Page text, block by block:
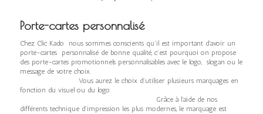
Porte-cartes personnalisé
Chez Clic Kado nous sommes conscients qu’il est important d’avoir un
porte-cartes personnalisé de bonne qualité, c’est pourquoi on propose
des porte-cartes promotionnels personnalisables avec le logo, slogan ou le
message de votre choix.
Vous aurez le choix d’utiliser plusieurs marquages en
fonction du visuel ou du logo.
Grâce à l’aide de nos
différents technique d’impression les plus modernes, le marquage est